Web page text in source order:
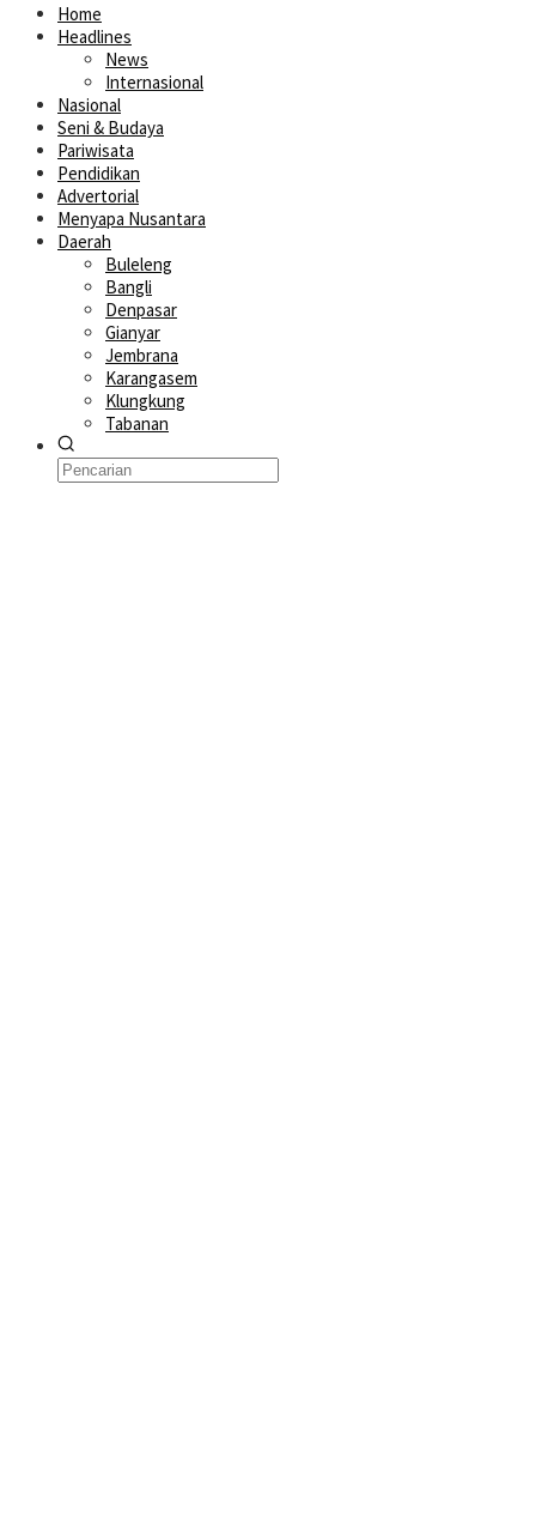
Home
Headlines
News
Internasional
Nasional
Seni & Budaya
Pariwisata
Pendidikan
Advertorial
Menyapa Nusantara
Daerah
Buleleng
Bangli
Denpasar
Gianyar
Jembrana
Karangasem
Klungkung
Tabanan